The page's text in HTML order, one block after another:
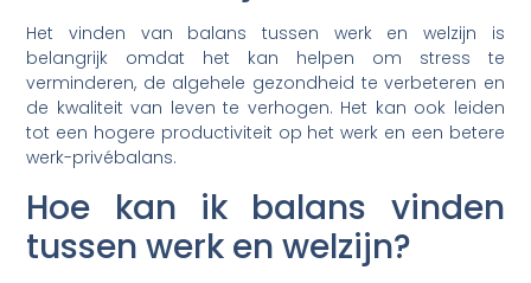
Het vinden van balans tussen werk en welzijn is
belangrijk omdat het kan helpen om stress te
verminderen, de algehele gezondheid te verbeteren en
de kwaliteit van leven te verhogen. Het kan ook leiden
tot een hogere productiviteit op het werk en een betere
werk-privébalans.
Hoe kan ik balans vinden
tussen werk en welzijn?